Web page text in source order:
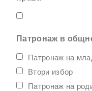
Патронаж в
Патронаж на
Втори избор
Патронаж на